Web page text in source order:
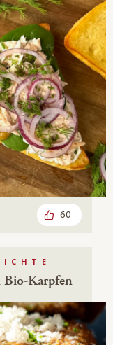
60
Bio-Karpfen